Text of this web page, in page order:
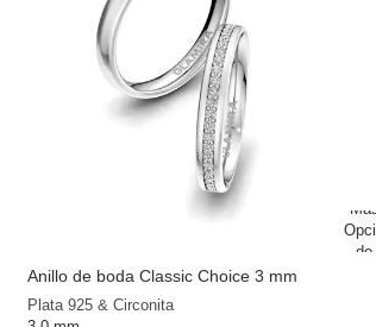
Anillo de boda Classic Choice 3 mm
Plata 925 & Circonita